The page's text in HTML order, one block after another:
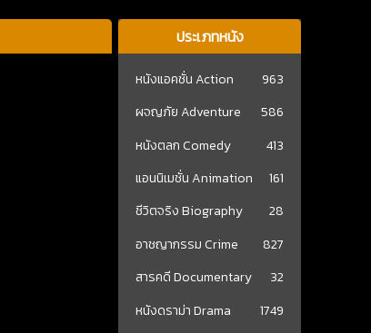
ประเภทหนัง
หนังแอคชั่น Action
963
ผจญภัย Adventure
586
หนังตลก Comedy
413
แอนนิเมชั่น Animation
161
ชีวิตจริง Biography
28
อาชญากรรม Crime
827
สารคดี Documentary
32
หนังดราม่า Drama
1749